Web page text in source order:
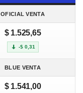
OFICIAL VENTA
$ 1.525,65
-$ 0,31
BLUE VENTA
$ 1.541,00